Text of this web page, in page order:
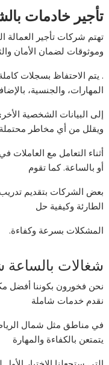
تأجير خادمات
تهتم شركات تأجير العمالة
وموثوقات لضمان الأمان
. يتم الاحتفاظ بسجلات
المهارات، والجنسية،
إلى البيانات الشخصية
ويقلل من أي مخاطر محتملة
أثناء التعامل مع العاملات
أو بالساعة. كما تقوم
بعض الشركات بتقديم
الطارئة وكيفية حل
المشكلات بسرعة وكفاءة.
شغالات
نحن فخورون بكوننا أفضل
نقدم خدمات شاملة
في مناطق مثل شمال
يتمتعن بالكفاءة والمهارة